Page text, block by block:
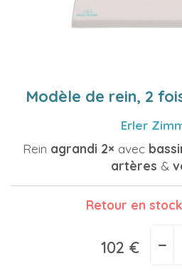
Modèle de rein, 2
Erler
Rein agrandi 2× avec
artères &
Retour en
102 € −